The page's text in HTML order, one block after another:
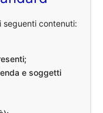
seguenti contenuti:
e soggetti